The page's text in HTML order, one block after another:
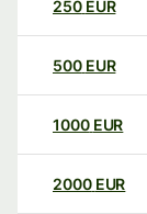
250 EUR
500 EUR
1000 EUR
2000 EUR